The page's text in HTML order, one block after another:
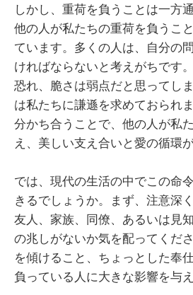
しかし、重荷を負うことは一方
他の人が私たちの重荷を負うこ
ています。多くの人は、自分の
ければならないと考えがちです
恐れ、脆さは弱点だと思ってし
は私たちに謙遜を求めておられ
分かち合うことで、他の人が私
え、美しい支え合いと愛の循環
では、現代の生活の中でこの命
きるでしょうか。まず、注意深
友人、家族、同僚、あるいは見
の兆しがないか気を配ってくだ
を傾けること、ちょっとした奉
負っている人に大きな影響を与